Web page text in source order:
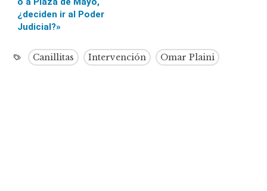
¿deciden ir al Poder
Judicial?»
Canillitas Intervención Omar Plaini